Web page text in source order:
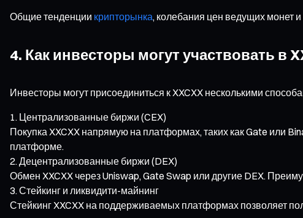
Общие тенденции крипторынка, колебания цен ведущих монет
4. Как инвесторы могут участвовать в
Инвесторы могут присоединиться к XXCXX несколькими
Централизованные биржи (CEX)
Покупка XXCXX напрямую на платформах, таких как Gate или
платформе.
Децентрализованные биржи (DEX)
Обмен XXCXX через Uniswap, Gate Swap или другие DEX.
Стейкинг и ликвидити-майнинг
Стейкинг XXCXX на поддерживаемых платформах позволяет